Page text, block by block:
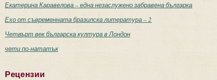
Екатерина Каравелова – една незаслужено забравена българка
Ехо от съвременната бразилска литература – 2
Четвърт век българска култура в Лондон
чети по-нататък
Рецензии